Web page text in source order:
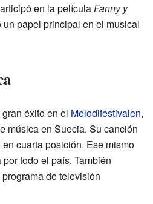
en la películaFanny y
un papel principal en el musical
éxito en el Melodifestivalen,
música en Suecia. Su canción
cuarta posición. Ese mismo
todo el país. También
de televisión